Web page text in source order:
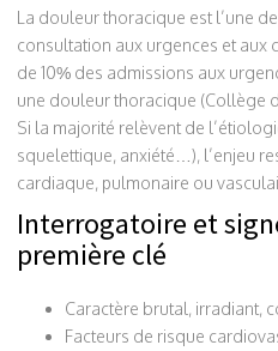
La douleur thoracique est l’une
consultation aux urgences et aux
de 10% des admissions aux
une douleur thoracique (Collège
Si la majorité relèvent de
squelettique, anxiété…), l’enjeu
cardiaque, pulmonaire ou
Interrogatoire et
première clé
Caractère brutal, irradiant,
Facteurs de risque